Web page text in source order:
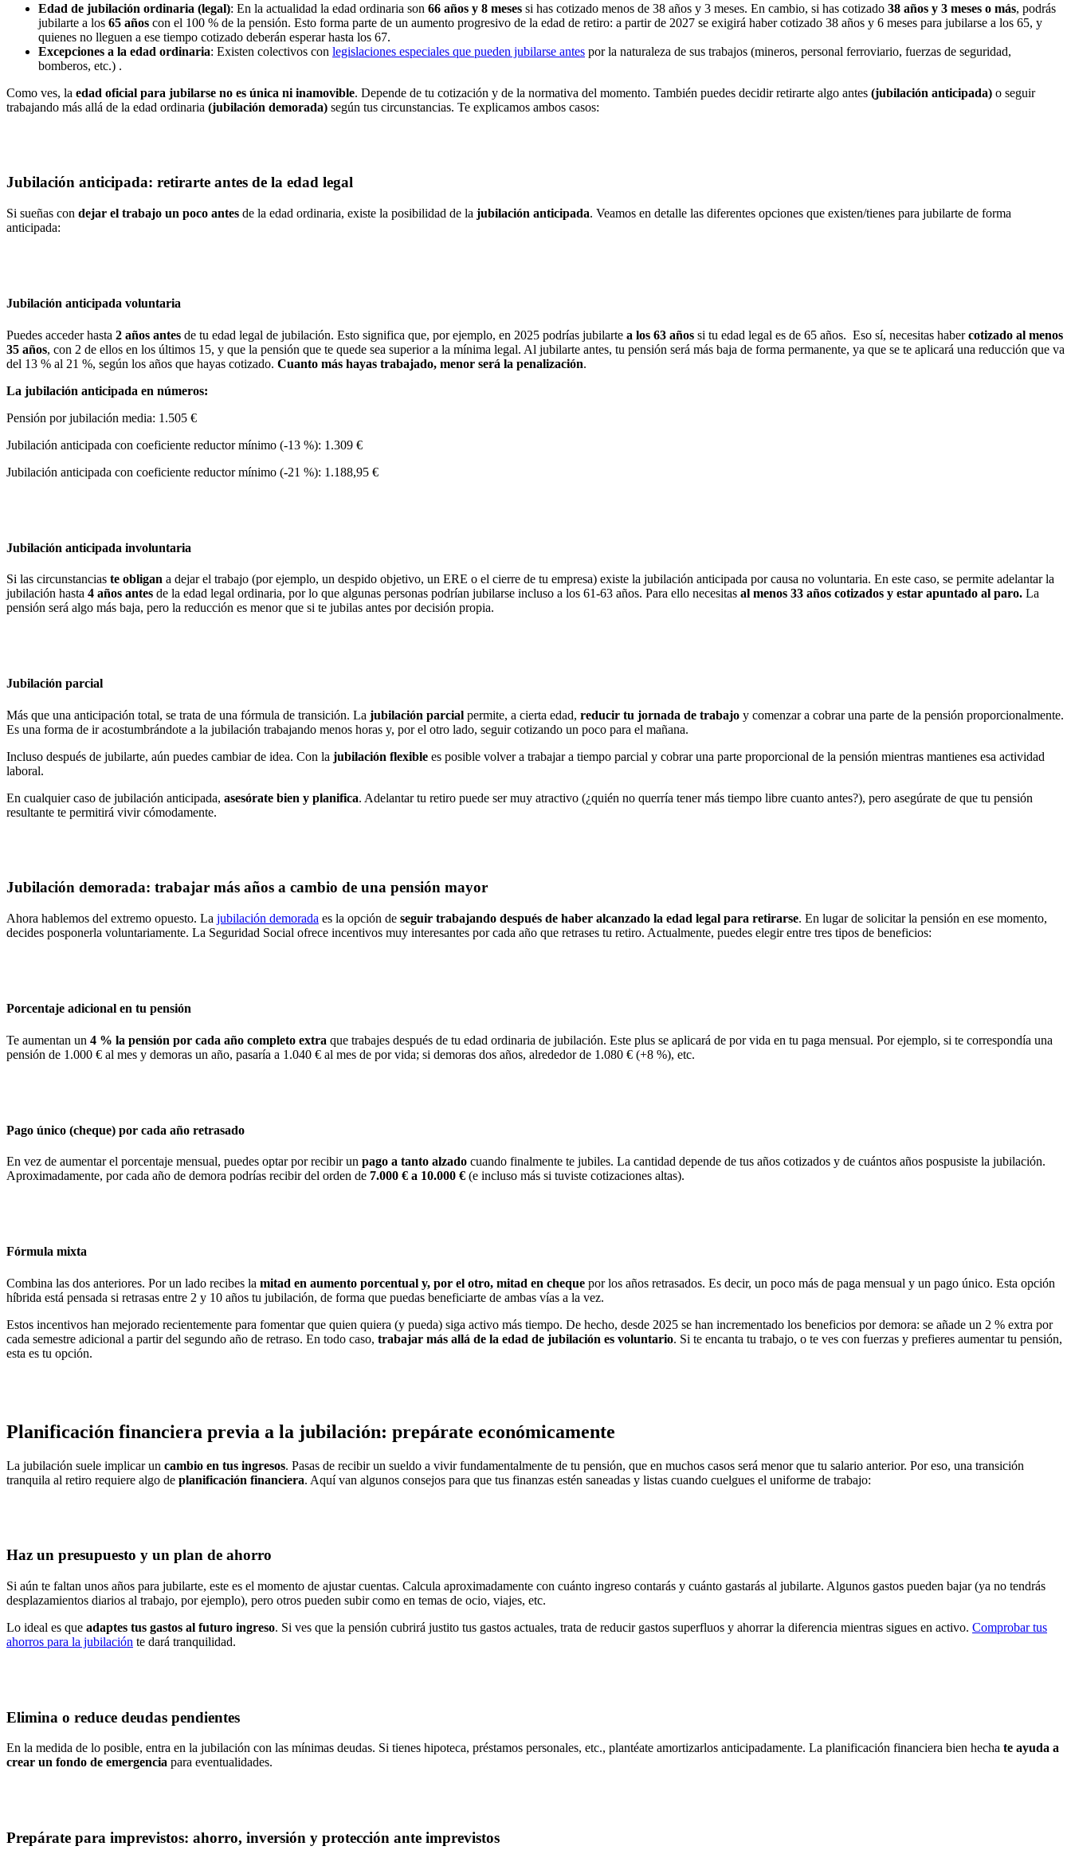
Edad de jubilación ordinaria (legal): En la actualidad la edad ordinaria son 66 años y 8 meses si has cotizado menos de 38 años y 3 meses. En cambio, si has cotizado 38 años y 3 meses o más, podrás
jubilarte a los 65 años con el 100 % de la pensión. Esto forma parte de un aumento progresivo de la edad de retiro: a partir de 2027 se exigirá haber cotizado 38 años y 6 meses para jubilarse a los 65, y
quienes no lleguen a ese tiempo cotizado deberán esperar hasta los 67.
Excepciones a la edad ordinaria: Existen colectivos con legislaciones especiales que pueden jubilarse antes por la naturaleza de sus trabajos (mineros, personal ferroviario, fuerzas de seguridad,
bomberos, etc.) .
Como ves, la edad oficial para jubilarse no es única ni inamovible. Depende de tu cotización y de la normativa del momento. También puedes decidir retirarte algo antes (jubilación anticipada) o seguir
trabajando más allá de la edad ordinaria (jubilación demorada) según tus circunstancias. Te explicamos ambos casos:
Jubilación anticipada: retirarte antes de la edad legal
Si sueñas con dejar el trabajo un poco antes de la edad ordinaria, existe la posibilidad de la jubilación anticipada. Veamos en detalle las diferentes opciones que existen/tienes para jubilarte de forma
anticipada:
Jubilación anticipada voluntaria
Puedes acceder hasta 2 años antes de tu edad legal de jubilación. Esto significa que, por ejemplo, en 2025 podrías jubilarte a los 63 años si tu edad legal es de 65 años. Eso sí, necesitas habercotizado al menos
35 años, con 2 de ellos en los últimos 15, y que la pensión que te quede sea superior a la mínima legal. Al jubilarte antes, tu pensión será más baja de forma permanente, ya que se te aplicará una reducción que va
del 13 % al 21 %, según los años que hayas cotizado. Cuanto más hayas trabajado, menor será la penalización.
La jubilación anticipada en números:
Pensión por jubilación media: 1.505 €
Jubilación anticipada con coeficiente reductor mínimo (-13 %): 1.309 €
Jubilación anticipada con coeficiente reductor mínimo (-21 %): 1.188,95 €
Jubilación anticipada involuntaria
Si las circunstancias te obligan a dejar el trabajo (por ejemplo, un despido objetivo, un ERE o el cierre de tu empresa) existe la jubilación anticipada por causa no voluntaria. En este caso, se permite adelantar la
jubilación hasta 4 años antes de la edad legal ordinaria, por lo que algunas personas podrían jubilarse incluso a los 61-63 años. Para ello necesitas al menos 33 años cotizados y estar apuntado al paro. La
pensión será algo más baja, pero la reducción es menor que si te jubilas antes por decisión propia.
Jubilación parcial
Más que una anticipación total, se trata de una fórmula de transición. La jubilación parcial permite, a cierta edad, reducir tu jornada de trabajo y comenzar a cobrar una parte de la pensión proporcionalmente.
Es una forma de ir acostumbrándote a la jubilación trabajando menos horas y, por el otro lado, seguir cotizando un poco para el mañana.
Incluso después de jubilarte, aún puedes cambiar de idea. Con la jubilación flexible es posible volver a trabajar a tiempo parcial y cobrar una parte proporcional de la pensión mientras mantienes esa actividad
laboral.
En cualquier caso de jubilación anticipada, asesórate bien y planifica. Adelantar tu retiro puede ser muy atractivo (¿quién no querría tener más tiempo libre cuanto antes?), pero asegúrate de que tu pensión
resultante te permitirá vivir cómodamente.
Jubilación demorada: trabajar más años a cambio de una pensión mayor
Ahora hablemos del extremo opuesto. La jubilación demorada es la opción de seguir trabajando después de haber alcanzado la edad legal para retirarse. En lugar de solicitar la pensión en ese momento,
decides posponerla voluntariamente. La Seguridad Social ofrece incentivos muy interesantes por cada año que retrases tu retiro. Actualmente, puedes elegir entre tres tipos de beneficios:
Porcentaje adicional en tu pensión
Te aumentan un 4 % la pensión por cada año completo extra que trabajes después de tu edad ordinaria de jubilación. Este plus se aplicará de por vida en tu paga mensual. Por ejemplo, si te correspondía una
pensión de 1.000 € al mes y demoras un año, pasaría a 1.040 € al mes de por vida; si demoras dos años, alrededor de 1.080 € (+8 %), etc.
Pago único (cheque) por cada año retrasado
En vez de aumentar el porcentaje mensual, puedes optar por recibir un pago a tanto alzado cuando finalmente te jubiles. La cantidad depende de tus años cotizados y de cuántos años pospusiste la jubilación.
Aproximadamente, por cada año de demora podrías recibir del orden de 7.000 € a 10.000 € (e incluso más si tuviste cotizaciones altas).
Fórmula mixta
Combina las dos anteriores. Por un lado recibes la mitad en aumento porcentual y, por el otro, mitad en cheque por los años retrasados. Es decir, un poco más de paga mensual y un pago único. Esta opción
híbrida está pensada si retrasas entre 2 y 10 años tu jubilación, de forma que puedas beneficiarte de ambas vías a la vez.
Estos incentivos han mejorado recientemente para fomentar que quien quiera (y pueda) siga activo más tiempo. De hecho, desde 2025 se han incrementado los beneficios por demora: se añade un 2 % extra por
cada semestre adicional a partir del segundo año de retraso. En todo caso, trabajar más allá de la edad de jubilación es voluntario. Si te encanta tu trabajo, o te ves con fuerzas y prefieres aumentar tu pensión,
esta es tu opción.
Planificación financiera previa a la jubilación: prepárate económicamente
La jubilación suele implicar un cambio en tus ingresos. Pasas de recibir un sueldo a vivir fundamentalmente de tu pensión, que en muchos casos será menor que tu salario anterior. Por eso, una transición
tranquila al retiro requiere algo de planificación financiera. Aquí van algunos consejos para que tus finanzas estén saneadas y listas cuando cuelgues el uniforme de trabajo:
Haz un presupuesto y un plan de ahorro
Si aún te faltan unos años para jubilarte, este es el momento de ajustar cuentas. Calcula aproximadamente con cuánto ingreso contarás y cuánto gastarás al jubilarte. Algunos gastos pueden bajar (ya no tendrás
desplazamientos diarios al trabajo, por ejemplo), pero otros pueden subir como en temas de ocio, viajes, etc.
Lo ideal es que adaptes tus gastos al futuro ingreso. Si ves que la pensión cubrirá justito tus gastos actuales, trata de reducir gastos superfluos y ahorrar la diferencia mientras sigues en activo. Comprobar tus
ahorros para la jubilación te dará tranquilidad.
Elimina o reduce deudas pendientes
En la medida de lo posible, entra en la jubilación con las mínimas deudas. Si tienes hipoteca, préstamos personales, etc., plantéate amortizarlos anticipadamente. La planificación financiera bien hecha te ayuda a
crear un fondo de emergencia para eventualidades.
Prepárate para imprevistos: ahorro, inversión y protección ante imprevistos